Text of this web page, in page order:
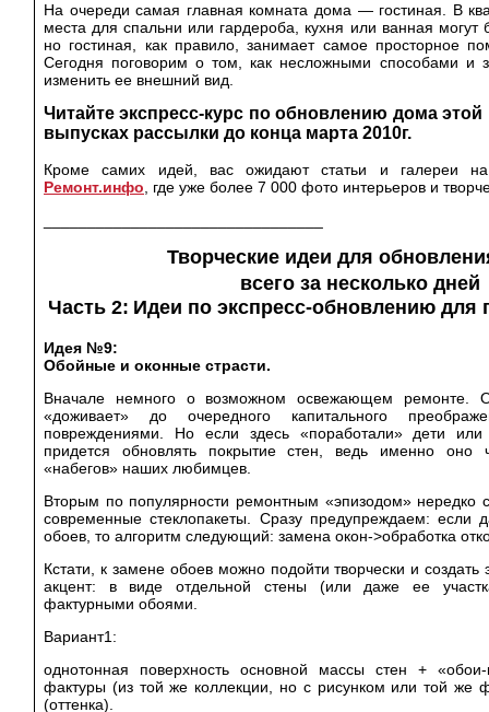
На очереди самая главная комната дома — гостиная. В
места для спальни или гардероба, кухня или ванная
но гостиная, как правило, занимает самое просторное
Сегодня поговорим о том, как несложными способами и
изменить ее внешний вид.
Читайте экспресс-курс по обновлению дома
выпусках рассылки до конца марта 2010г.
Кроме самих идей, вас ожидают статьи и галереи
Ремонт.инфо , где уже более 7 000 фото интерьеров и
Творческие идеи для
всего за несколько дней
Часть 2: Идеи по экспресс-обновлению для
Идея №9:
Обойные и оконные страсти.
Вначале немного о возможном освежающем ремонте.
«доживает» до очередного капитального
повреждениями. Но если здесь «поработали» дети
придется обновлять покрытие стен, ведь именно оно
«набегов» наших любимцев.
Вторым по популярности ремонтным «эпизодом» нередко
современные стеклопакеты. Сразу предупреждаем: если
обоев, то алгоритм следующий: замена окон->обработка
Кстати, к замене обоев можно подойти творчески и
акцент: в виде отдельной стены (или даже ее
фактурными обоями.
Вариант1:
однотонная поверхность основной массы стен + «обои-
фактуры (из той же коллекции, но с рисунком или той же
(оттенка).